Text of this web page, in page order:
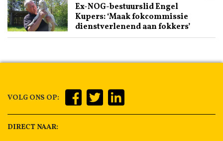
Ex-NOG-bestuurslid Engel
Kupers: ‘Maak fokcommissie
dienstverlenend aan fokkers’
VOLG ONS OP:
DIRECT NAAR: